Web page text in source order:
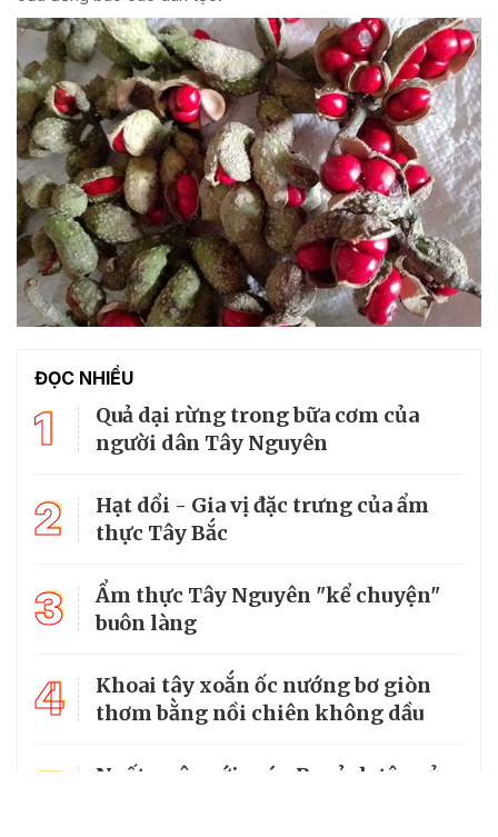
ĐỌC NHIỀU
1
Quả dại rừng trong bữa cơm của
người dân Tây Nguyên
2
Hạt dổi - Gia vị đặc trưng của ẩm
thực Tây Bắc
3
Ẩm thực Tây Nguyên "kể chuyện"
buôn làng
4
Khoai tây xoắn ốc nướng bơ giòn
thơm bằng nồi chiên không dầu
5
Ngất ngây với món Pa pỉnh tộp của